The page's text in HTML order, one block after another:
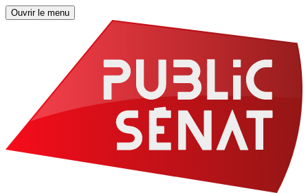
Ouvrir le menu